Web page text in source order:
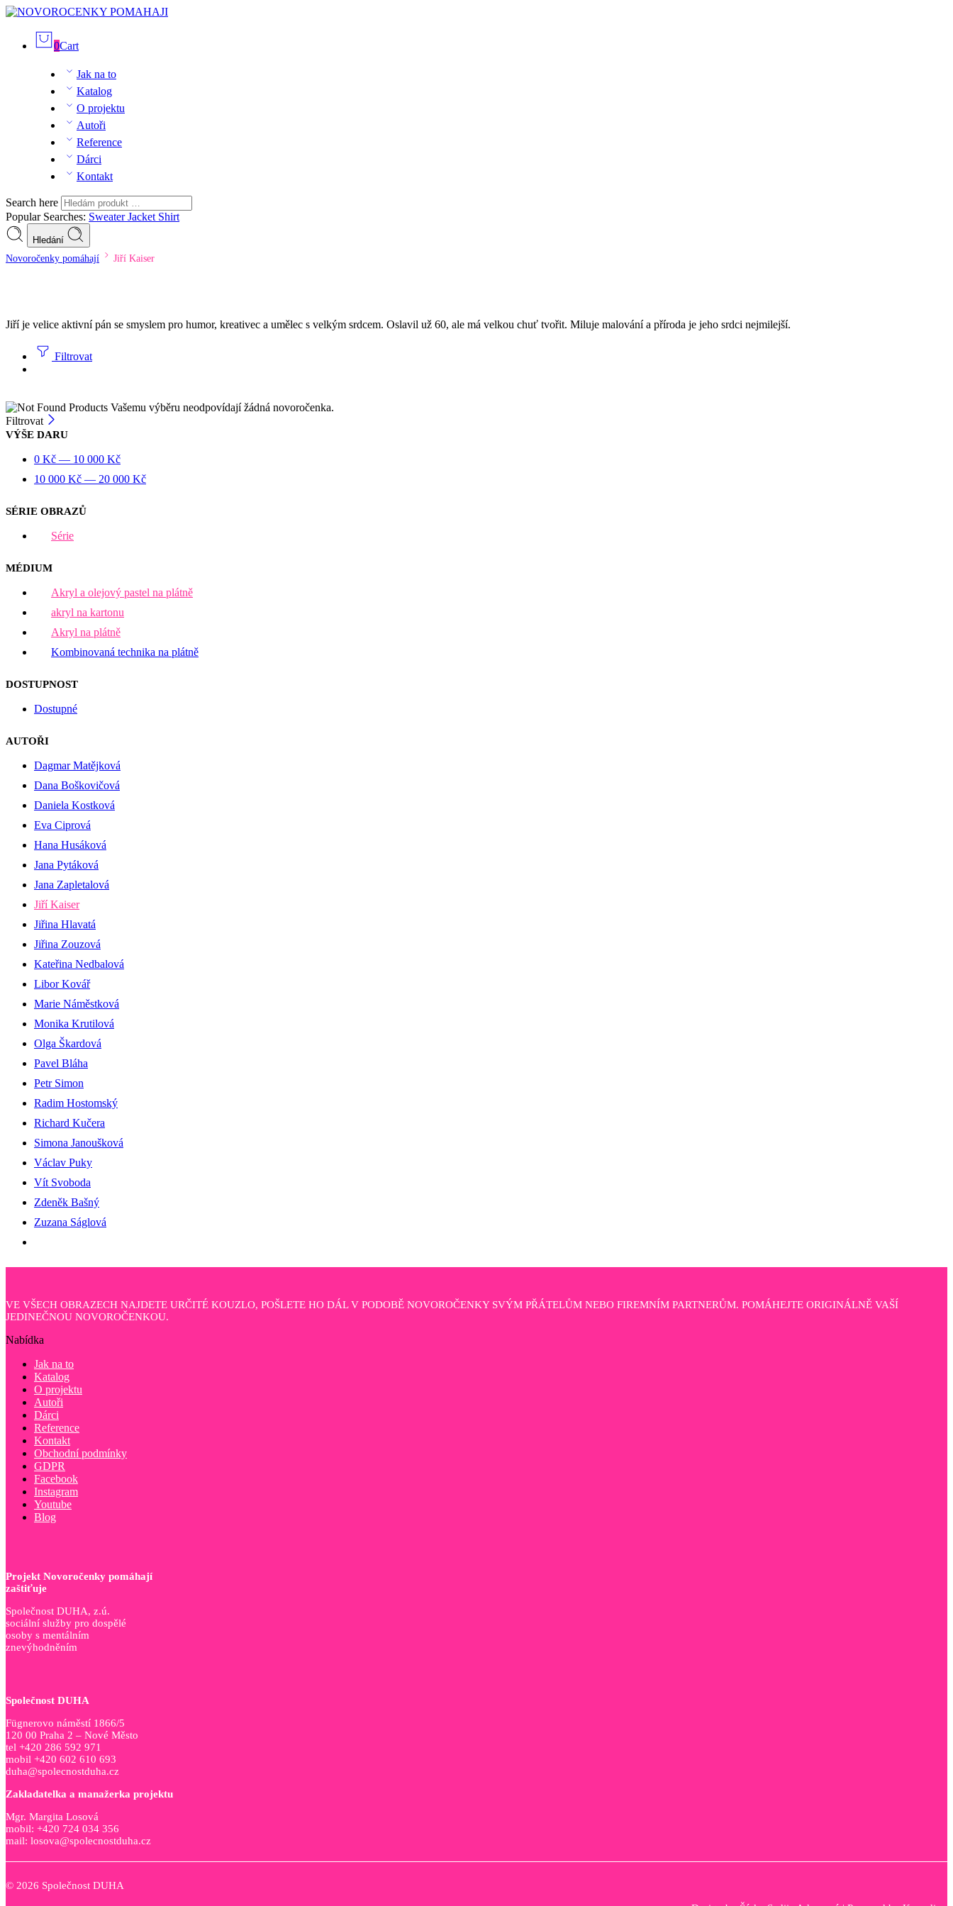
0Cart
Jak na to
Katalog
O projektu
Autoři
Reference
Dárci
Kontakt
Search here
Popular Searches: SweaterJacket Shirt
Hledání
Novoročenky pomáhají Jiří Kaiser
Jiří je velice aktivní pán se smyslem pro humor, kreativec a umělec s velkým srdcem. Oslavil už 60, ale má velkou chuť tvořit. Miluje malování a příroda je jeho srdci nejmilejší.
Filtrovat
Vašemu výběru neodpovídají žádná novoročenka.
Filtrovat
VÝŠE DARU
0 Kč — 10 000 Kč
10 000 Kč — 20 000 Kč
SÉRIE OBRAZŮ
Série
MÉDIUM
Akryl a olejový pastel na plátně
akryl na kartonu
Akryl na plátně
Kombinovaná technika na plátně
DOSTUPNOST
Dostupné
AUTOŘI
Dagmar Matějková
Dana Boškovičová
Daniela Kostková
Eva Ciprová
Hana Husáková
Jana Pytáková
Jana Zapletalová
Jiří Kaiser
Jiřina Hlavatá
Jiřina Zouzová
Kateřina Nedbalová
Libor Kovář
Marie Náměstková
Monika Krutilová
Olga Škardová
Pavel Bláha
Petr Simon
Radim Hostomský
Richard Kučera
Simona Janoušková
Václav Puky
Vít Svoboda
Zdeněk Bašný
Zuzana Ságlová
VE VŠECH OBRAZECH NAJDETE URČITÉ KOUZLO, POŠLETE HO DÁL V PODOBĚ NOVOROČENKY SVÝM PŘÁTELŮM NEBO FIREMNÍM PARTNERŮM. POMÁHEJTE ORIGINÁLNĚ VAŠÍ
JEDINEČNOU NOVOROČENKOU.
Nabídka
Jak na to
Katalog
O projektu
Autoři
Dárci
Reference
Kontakt
Obchodní podmínky
GDPR
Facebook
Instagram
Youtube
Blog
Projekt Novoročenky pomáhají
zaštiťuje
Společnost DUHA, z.ú.
sociální služby pro dospělé
osoby s mentálním
znevýhodněním
Společnost DUHA
Fügnerovo náměstí 1866/5
120 00 Praha 2 – Nové Město
tel +420 286 592 971
mobil +420 602 610 693
duha@spolecnostduha.cz
Zakladatelka a manažerka projektu
Mgr. Margita Losová
mobil: +420 724 034 356
mail: losova@spolecnostduha.cz
© 2026 Společnost DUHA